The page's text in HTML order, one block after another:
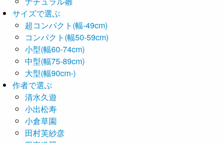
サイズで選ぶ
超コンパクト(幅-49cm)
コンパクト(幅50-59cm)
小型(幅60-74cm)
中型(幅75-89cm)
大型(幅90cm-)
作者で選ぶ
清水久遊
小出松寿
小倉草園
田村芙紗彦